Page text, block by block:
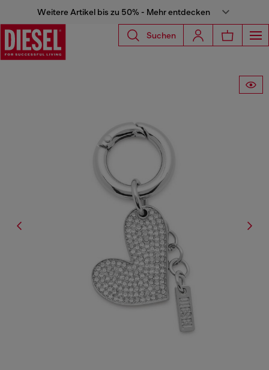
Weitere Artikel bis zu 50% - Mehr entdecken
Suchen